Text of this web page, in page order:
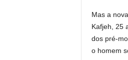
Mas a
Kafjeh, 25
dos pré-
o homem